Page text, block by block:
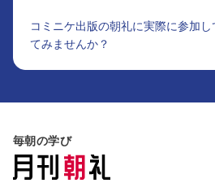
コミニケ出版の朝礼に実際に参加
てみませんか？
毎朝の学び